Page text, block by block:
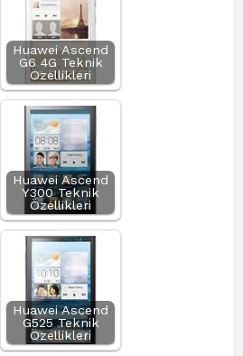
Huawei Ascend
G6 4G Teknik
Özellikleri
Huawei Ascend
Y300 Teknik
Özellikleri
Huawei Ascend
G525 Teknik
Özellikleri